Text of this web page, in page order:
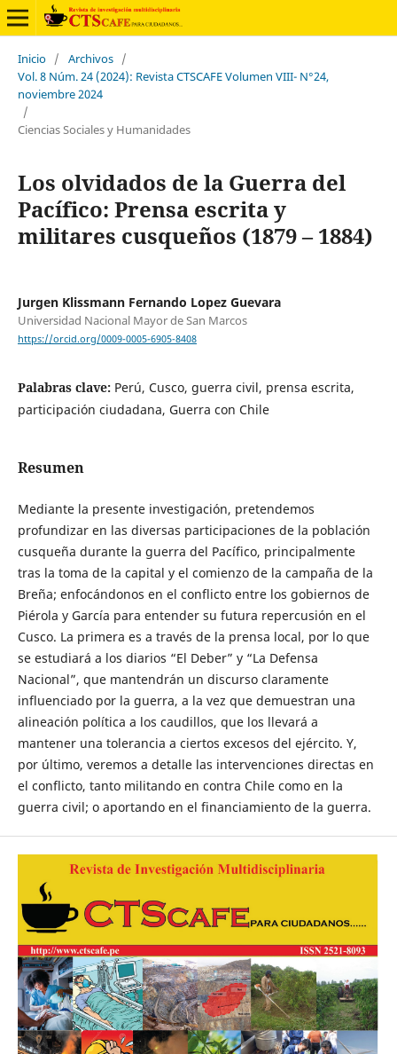
Inicio / Archivos /
Vol. 8 Núm. 24 (2024): Revista CTSCAFE Volumen VIII- N°24,
noviembre 2024
/
Ciencias Sociales y Humanidades
Los olvidados de la Guerra del
Pacífico: Prensa escrita y
militares cusqueños (1879 – 1884)
Jurgen Klissmann Fernando Lopez Guevara
Universidad Nacional Mayor de San Marcos
https://orcid.org/0009-0005-6905-8408
Palabras clave: Perú, Cusco, guerra civil, prensa escrita,
participación ciudadana, Guerra con Chile
Resumen
Mediante la presente investigación, pretendemos
profundizar en las diversas participaciones de la población
cusqueña durante la guerra del Pacífico, principalmente
tras la toma de la capital y el comienzo de la campaña de la
Breña; enfocándonos en el conflicto entre los gobiernos de
Piérola y García para entender su futura repercusión en el
Cusco. La primera es a través de la prensa local, por lo que
se estudiará a los diarios “El Deber” y “La Defensa
Nacional”, que mantendrán un discurso claramente
influenciado por la guerra, a la vez que demuestran una
alineación política a los caudillos, que los llevará a
mantener una tolerancia a ciertos excesos del ejército. Y,
por último, veremos a detalle las intervenciones directas en
el conflicto, tanto militando en contra Chile como en la
guerra civil; o aportando en el financiamiento de la guerra.